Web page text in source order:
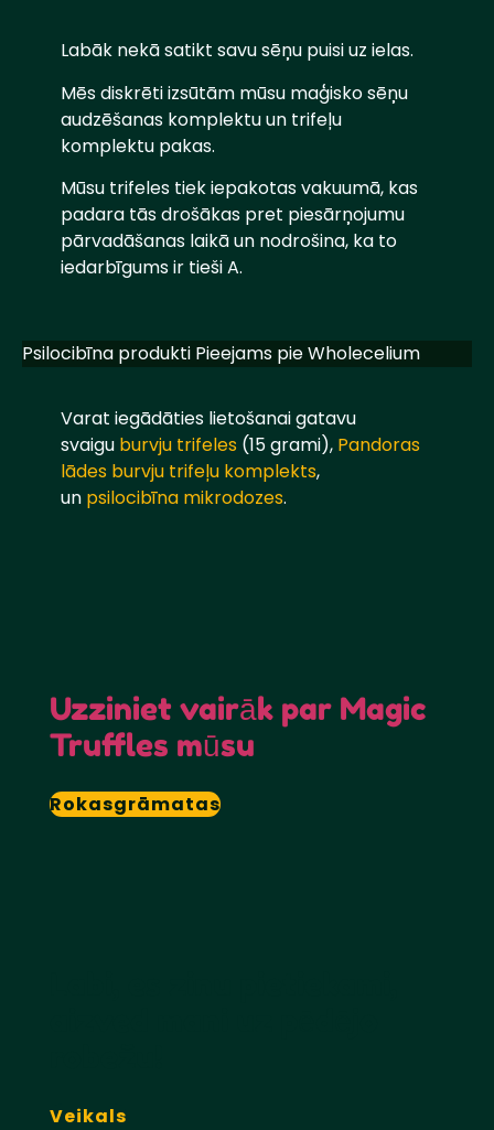
Labāk nekā satikt savu sēņu puisi uz ielas.
Mēs diskrēti izsūtām mūsu maģisko sēņu
audzēšanas komplektu un trifeļu
komplektu pakas.
Mūsu trifeles tiek iepakotas vakuumā, kas
padara tās drošākas pret piesārņojumu
pārvadāšanas laikā un nodrošina, ka to
iedarbīgums ir tieši A.
Psilocibīna produkti Pieejams pie Wholecelium
Varat iegādāties lietošanai gatavu
svaigu burvju trifeles (15 grami), Pandoras
lādes burvju trifeļu komplekts,
un psilocibīna mikrodozes.
Uzziniet vairāk par Magic
Truffles mūsu
Rokasgrāmatas
Veikals